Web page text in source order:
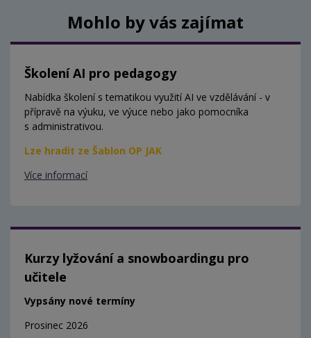
Mohlo by vás zajímat
Školení AI pro pedagogy
Nabídka školení s tematikou využití AI ve vzdělávání - v
přípravě na výuku, ve výuce nebo jako pomocníka
s administrativou.
Lze hradit ze Šablon OP JAK
Více informací
Kurzy lyžování a snowboardingu pro
učitele
Vypsány nové termíny
Prosinec 2026